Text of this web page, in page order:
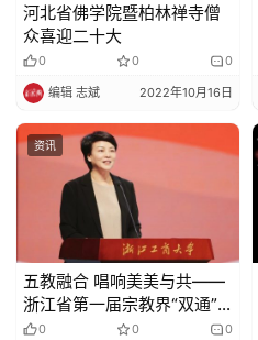
河北省佛学院暨柏林禅寺僧
众喜迎二十大
0 0 0
编辑 志斌 2022年10月16日
资讯
五教融合 唱响美美与共——
浙江省第一届宗教界“双通”
人才研修班顺利毕业
0 0 0